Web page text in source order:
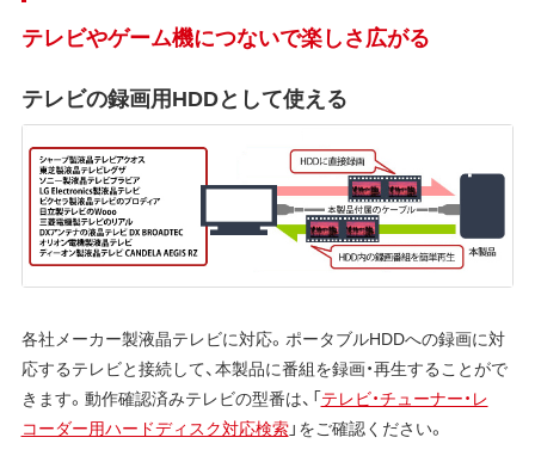
テレビやゲーム機につないで楽しさ広がる
テレビの録画用HDDとして使える
各社メーカー製液晶テレビに対応。ポータブルHDDへの録画に対
応するテレビと接続して、本製品に番組を録画・再生することがで
きます。動作確認済みテレビの型番は、「テレビ・チューナー・レ
コーダー用ハードディスク対応検索」をご確認ください。